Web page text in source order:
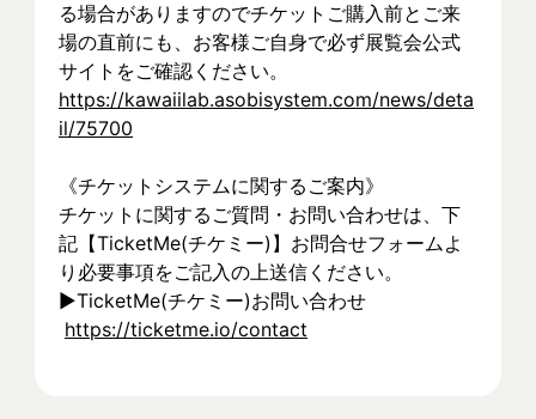
る場合がありますのでチケットご購入前とご来
場の直前にも、お客様ご自身で必ず展覧会公式
サイトをご確認ください。
https://kawaiilab.asobisystem.com/news/deta
il/75700
《チケットシステムに関するご案内》
チケットに関するご質問・お問い合わせは、下
記【TicketMe(チケミー)】お問合せフォームよ
り必要事項をご記入の上送信ください。
▶︎TicketMe(チケミー)お問い合わせ
https://ticketme.io/contact